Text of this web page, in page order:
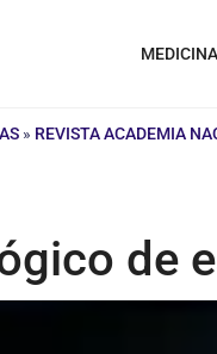
MEDICINA
» REVISTA ACADEMIA
de